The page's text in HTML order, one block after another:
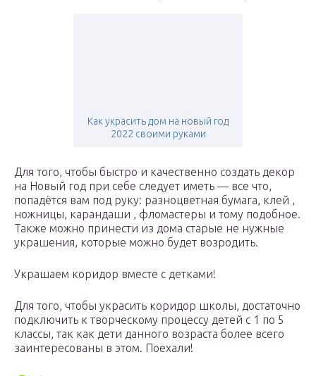
Как украсить дом на новый год
2022 своими руками
Для того, чтобы быстро и качественно создать декор
на Новый год при себе следует иметь — все что,
попадётся вам под руку: разноцветная бумага, клей ,
ножницы, карандаши , фломастеры и тому подобное.
Также можно принести из дома старые не нужные
украшения, которые можно будет возродить.
Украшаем коридор вместе с детками!
Для того, чтобы украсить коридор школы, достаточно
подключить к творческому процессу детей с 1 по 5
классы, так как дети данного возраста более всего
заинтересованы в этом. Поехали!